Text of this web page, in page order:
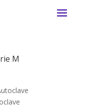
M